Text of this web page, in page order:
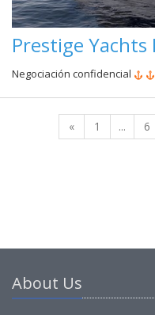
Prestige Yachts
Negociación confidencial
« 1 ... 6
About Us